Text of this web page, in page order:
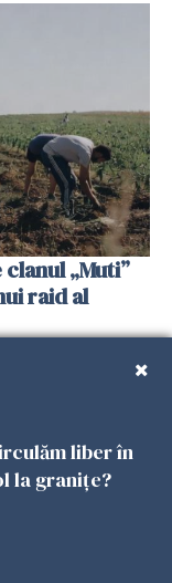
„Muti”
raid al
liber în
la granițe?